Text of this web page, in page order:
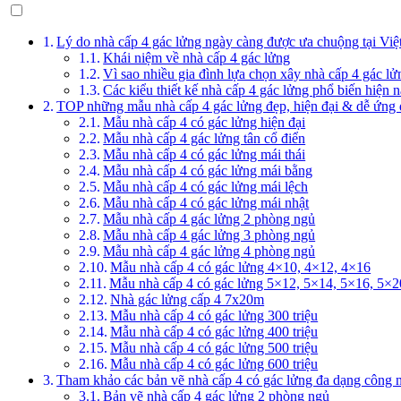
Lý do nhà cấp 4 gác lửng ngày càng được ưa chuộng tại
Khái niệm về nhà cấp 4 gác lửng
Vì sao nhiều gia đình lựa chọn xây nhà cấp 4 gác
Các kiểu thiết kế nhà cấp 4 gác lửng phổ biến hiện
TOP những mẫu nhà cấp 4 gác lửng đẹp, hiện đại & dễ ứng
Mẫu nhà cấp 4 có gác lửng hiện đại
Mẫu nhà cấp 4 gác lửng tân cổ điển
Mẫu nhà cấp 4 có gác lửng mái thái
Mẫu nhà cấp 4 có gác lửng mái bằng
Mẫu nhà cấp 4 có gác lửng mái lệch
Mẫu nhà cấp 4 có gác lửng mái nhật
Mẫu nhà cấp 4 gác lửng 2 phòng ngủ
Mẫu nhà cấp 4 gác lửng 3 phòng ngủ
Mẫu nhà cấp 4 gác lửng 4 phòng ngủ
Mẫu nhà cấp 4 có gác lửng 4×10, 4×12, 4×16
Mẫu nhà cấp 4 có gác lửng 5×12, 5×14, 5×16,
Nhà gác lửng cấp 4 7x20m
Mẫu nhà cấp 4 có gác lửng 300 triệu
Mẫu nhà cấp 4 có gác lửng 400 triệu
Mẫu nhà cấp 4 có gác lửng 500 triệu
Mẫu nhà cấp 4 có gác lửng 600 triệu
Tham khảo các bản vẽ nhà cấp 4 có gác lửng đa dạng công
Bản vẽ nhà cấp 4 gác lửng 2 phòng ngủ